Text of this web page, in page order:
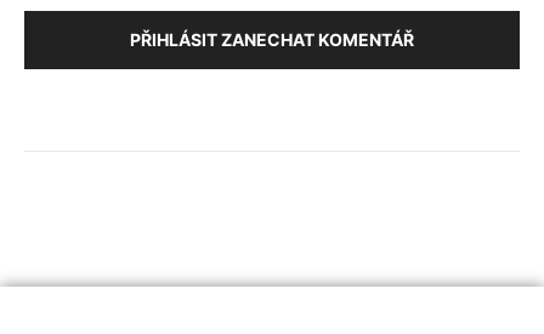
PŘIHLÁSIT ZANECHAT KOMENTÁŘ